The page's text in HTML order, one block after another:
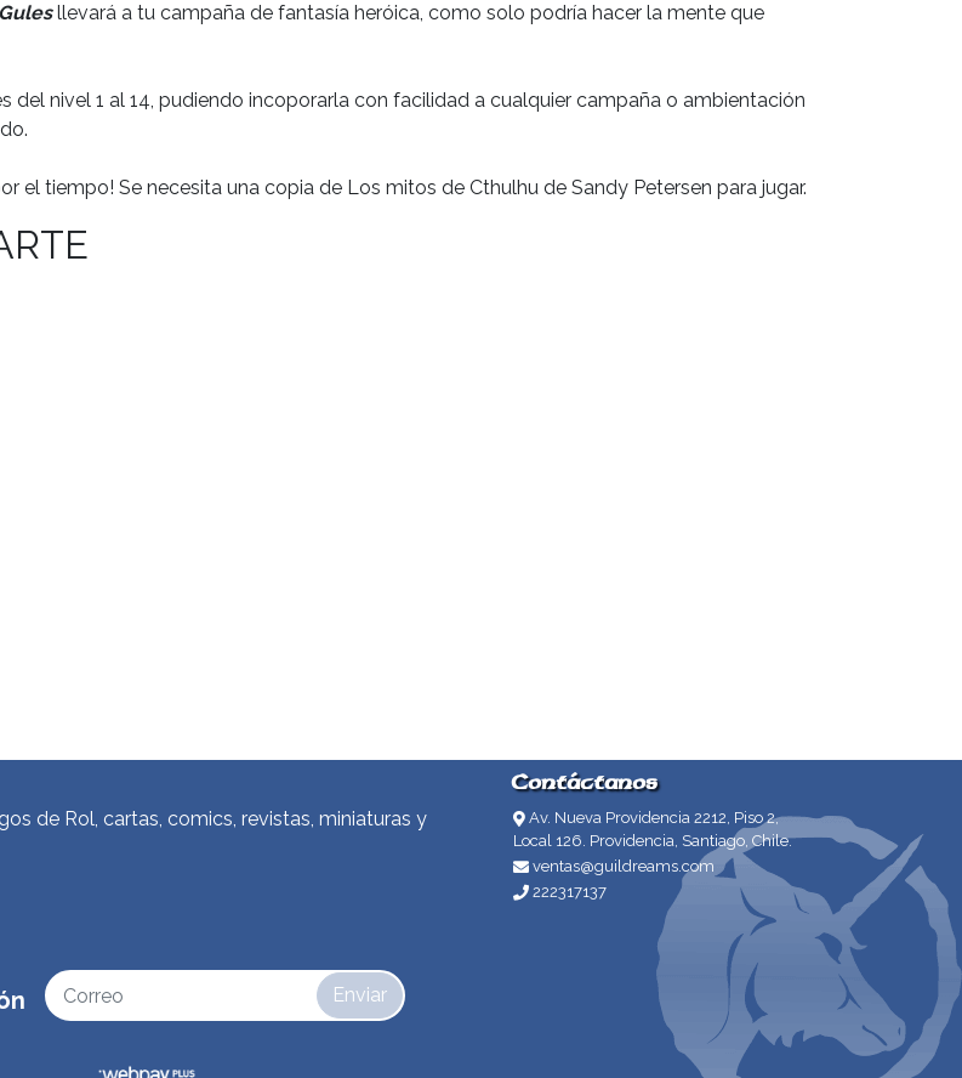
llevará a tu campaña de fantasía heróica, como solo podría hacer la mente que
del nivel 1 al 14, pudiendo incoporarla con facilidad a cualquier campaña o ambientación
el tiempo! Se necesita una copia de Los mitos de Cthulhu de Sandy Petersen para jugar.
de Rol, cartas, comics, revistas, miniaturas y
Contáctanos
Av. Nueva Providencia 2212, Piso 2,
Local 126. Providencia, Santiago, Chile.
ventas@guildreams.com
222317137
Enviar